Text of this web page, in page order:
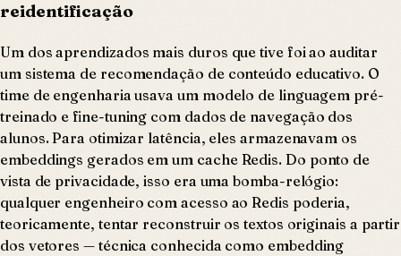
reidentificação
Um dos aprendizados mais duros que tive foi ao auditar
um sistema de recomendação de conteúdo educativo. O
time de engenharia usava um modelo de linguagem pré-
treinado e fine-tuning com dados de navegação dos
alunos. Para otimizar latência, eles armazenavam os
embeddings gerados em um cache Redis. Do ponto de
vista de privacidade, isso era uma bomba-relógio:
qualquer engenheiro com acesso ao Redis poderia,
teoricamente, tentar reconstruir os textos originais a partir
dos vetores — técnica conhecida como embedding